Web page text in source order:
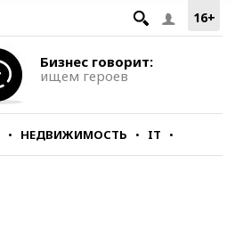
16+
Бизнес говорит:
ищем героев
НЕДВИЖИМОСТЬ IT